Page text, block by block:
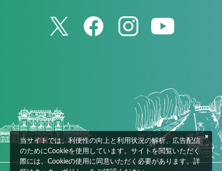
当サイトでは、利便性の向上と利用状況の解析、広告配信
のためにCookieを使用しています。サイトを閲覧いただく
際には、Cookieの使用に同意いただく必要があります。詳